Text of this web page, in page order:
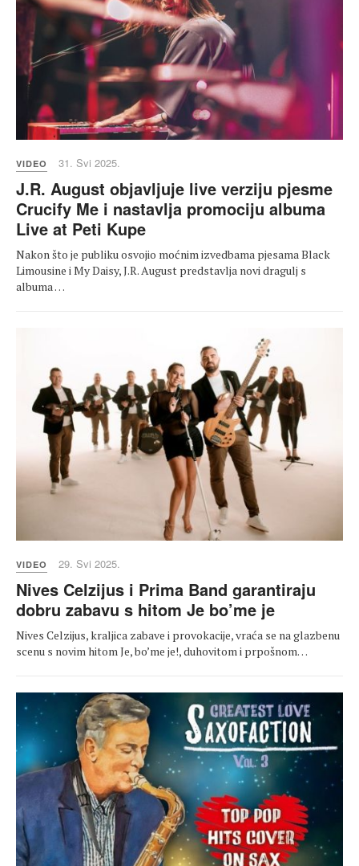
VIDEO 31. Svi 2025.
J.R. August objavljuje live verziju pjesme
Crucify Me i nastavlja promociju albuma
Live at Peti Kupe
Nakon što je publiku osvojio moćnim izvedbama pjesama Black
Limousine i My Daisy, J.R. August predstavlja novi dragulj s
albuma …
VIDEO 29. Svi 2025.
Nives Celzijus i Prima Band garantiraju
dobru zabavu s hitom Je bo’me je
Nives Celzijus, kraljica zabave i provokacije, vraća se na glazbenu
scenu s novim hitom Je, bo’me je!, duhovitom i prpošnom…